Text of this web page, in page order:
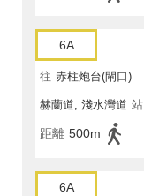
6A
往 赤柱炮台(閘口)
赫蘭道, 淺水灣道 站
距離 500m
6A